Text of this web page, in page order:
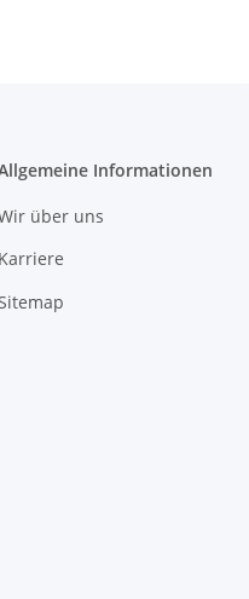
Informationen
über uns
Karriere